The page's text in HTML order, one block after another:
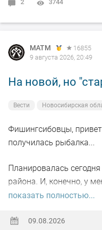
2 3744
MATM
16855
9 августа 2026, 20:49
На новой, но
Вести Новосибирская
Фишингсибовцы,
получилась рыбалка...
Планировалась
района. И, конечно, у
пробежаться по
"ХА" (честно отпустил
показать полностью...
09.08.2026